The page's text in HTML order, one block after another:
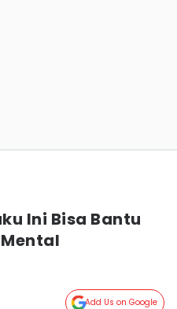
Ini Bisa Bantu
Add Us on Google